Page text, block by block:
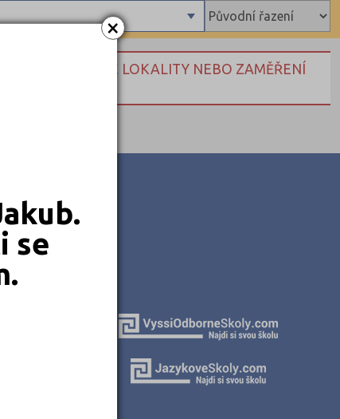
×
se
HLEDEJTE DLE LOKALITY NEBO ZAMĚŘENÍ